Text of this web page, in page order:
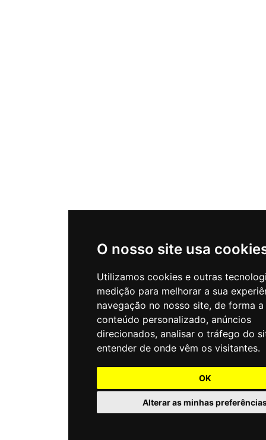
O nosso site usa
Utilizamos cookies e outras
medição para melhorar a sua
navegação no nosso site, de forma
conteúdo personalizado, anúncios
direcionados, analisar o tráfego do
entender de onde vêm os visitantes.
OK
Alterar as minhas